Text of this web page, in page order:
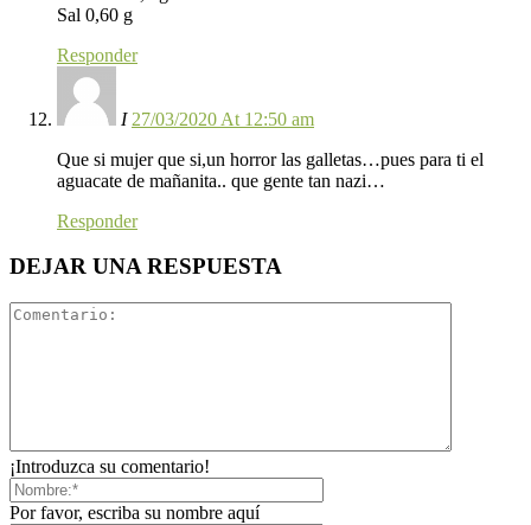
Sal 0,60 g
Responder
I 27/03/2020 At 12:50 am
Que si mujer que si,un horror las galletas…pues para ti el
aguacate de mañanita.. que gente tan nazi…
Responder
DEJAR UNA RESPUESTA
¡Introduzca su comentario!
Por favor, escriba su nombre aquí